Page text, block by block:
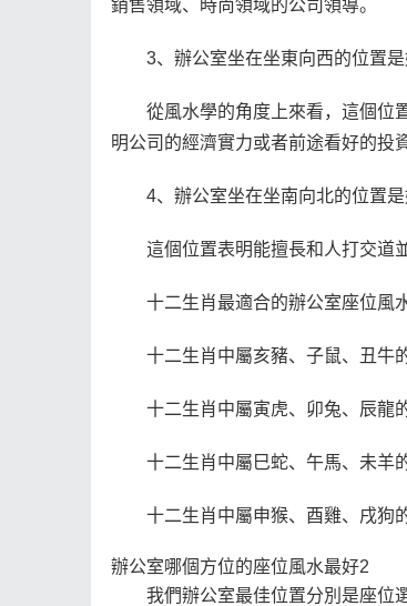
銷售領域、時尚領域的公司領導。
3、辦公室坐在坐東向西的位置
從風水學的角度上來看，這個位
明公司的經濟實力或者前途看好的投
4、辦公室坐在坐南向北的位置
這個位置表明能擅長和人打交道
十二生肖最適合的辦公室座位風
十二生肖中屬亥豬、子鼠、丑牛
十二生肖中屬寅虎、卯兔、辰龍
十二生肖中屬巳蛇、午馬、未羊
十二生肖中屬申猴、酉雞、戌狗
辦公室哪個方位的座位風水最好2
我們辦公室最佳位置分別是座位